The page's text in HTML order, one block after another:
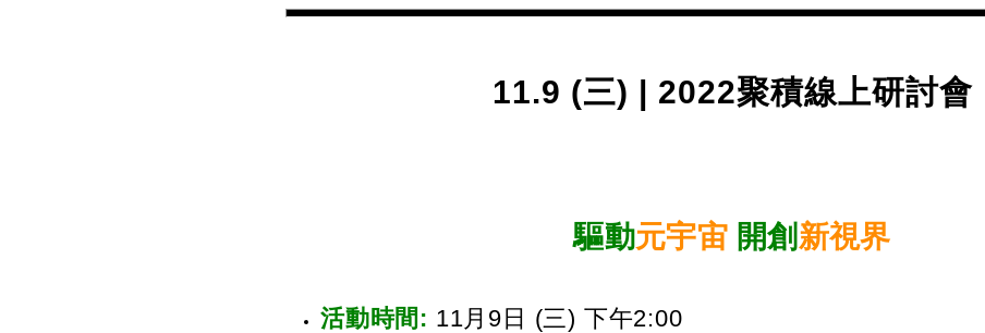
11.9 (三) | 2022聚積線上研討會
驅動元宇宙開創 新視界
活動時間: 11月9日 (三) 下午2:00